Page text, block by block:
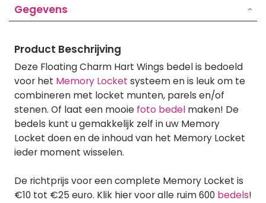
Gegevens
Product Beschrijving
Deze Floating Charm Hart Wings bedel is bedoeld
voor het Memory Locket systeem en is leuk om te
combineren met locket munten, parels en/of
stenen. Of laat een mooie foto bedel maken! De
bedels kunt u gemakkelijk zelf in uw Memory
Locket doen en de inhoud van het Memory Locket
ieder moment wisselen.
De richtprijs voor een complete Memory Locket is
€10 tot €25 euro. Klik hier voor alle ruim 600 bedels!